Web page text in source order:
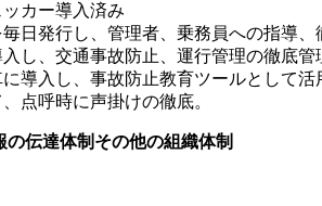
カー導入済み
日発行し、管理者、乗務員への指導、
し、交通事故防止、運行管理の徹底管
導入し、事故防止教育ツールとして活
点呼時に声掛けの徹底。
伝達体制その他の組織体制